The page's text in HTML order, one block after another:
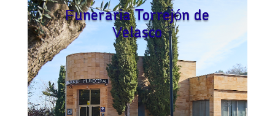
Funeraria Torrejón de
Velasco